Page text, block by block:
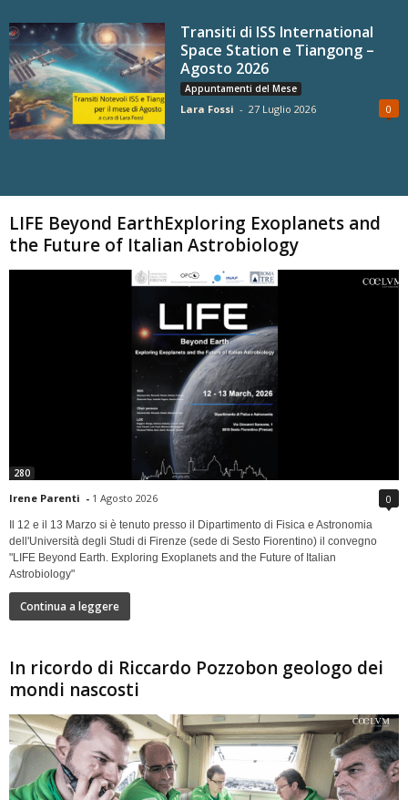
Transiti di ISS International
Space Station e Tiangong –
Agosto 2026
Appuntamenti del Mese
Lara Fossi - 27 Luglio 2026 0
LIFE Beyond EarthExploring Exoplanets and
the Future of Italian Astrobiology
280
Irene Parenti - 1 Agosto 2026 0
Il 12 e il 13 Marzo si è tenuto presso il Dipartimento di Fisica e Astronomia
dell'Università degli Studi di Firenze (sede di Sesto Fiorentino) il convegno
"LIFE Beyond Earth. Exploring Exoplanets and the Future of Italian
Astrobiology"
Continua a leggere
In ricordo di Riccardo Pozzobon geologo dei
mondi nascosti